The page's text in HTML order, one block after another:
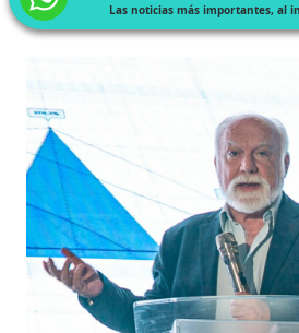
Las noticias más importantes, al